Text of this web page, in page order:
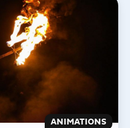
ANIMATIONS